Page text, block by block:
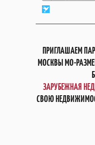
ПРИГЛАШАЕМ
МОСКВЫ МО-
ЗАРУБЕЖНАЯ
СВОЮ